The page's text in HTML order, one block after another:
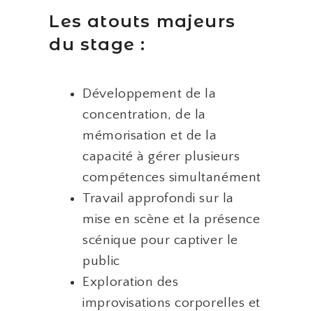
Les atouts majeurs
du stage :
Développement de la
concentration, de la
mémorisation et de la
capacité à gérer plusieurs
compétences simultanément
Travail approfondi sur la
mise en scène et la présence
scénique pour captiver le
public
Exploration des
improvisations corporelles et